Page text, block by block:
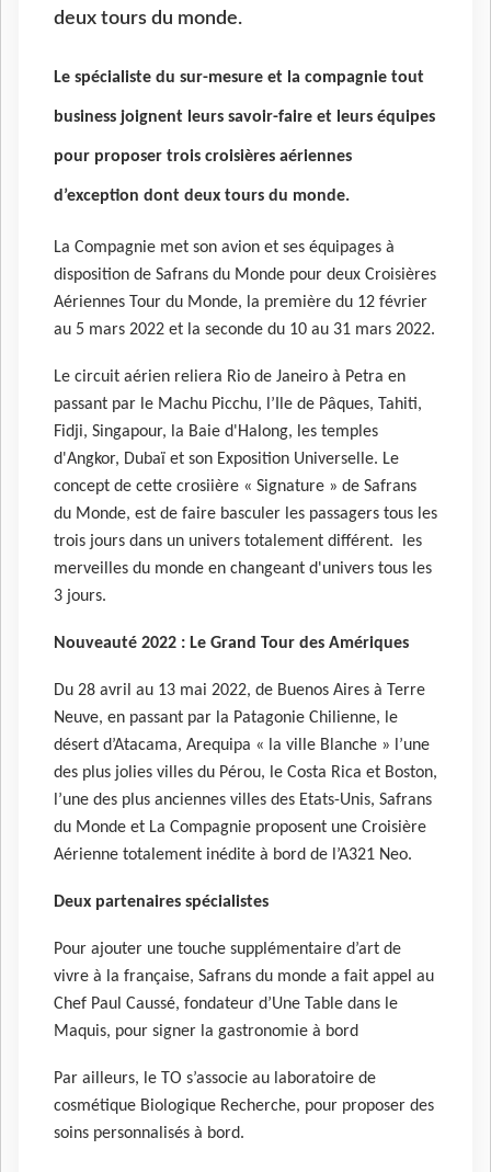
deux tours du monde.
Le spécialiste du sur-mesure et la compagnie tout
business joignent leurs savoir-faire et leurs équipes
pour proposer trois croisières aériennes
d’exception dont deux tours du monde.
La Compagnie met son avion et ses équipages à
disposition de Safrans du Monde pour deux Croisières
Aériennes Tour du Monde, la première du 12 février
au 5 mars 2022 et la seconde du 10 au 31 mars 2022.
Le circuit aérien reliera Rio de Janeiro à Petra en
passant par le Machu Picchu, l’Ile de Pâques, Tahiti,
Fidji, Singapour, la Baie d'Halong, les temples
d'Angkor, Dubaï et son Exposition Universelle. Le
concept de cette crosiière « Signature » de Safrans
du Monde, est de faire basculer les passagers tous les
trois jours dans un univers totalement différent. les
merveilles du monde en changeant d'univers tous les
3 jours.
Nouveauté 2022 : Le Grand Tour des Amériques
Du 28 avril au 13 mai 2022, de Buenos Aires à Terre
Neuve, en passant par la Patagonie Chilienne, le
désert d’Atacama, Arequipa « la ville Blanche » l’une
des plus jolies villes du Pérou, le Costa Rica et Boston,
l’une des plus anciennes villes des Etats-Unis, Safrans
du Monde et La Compagnie proposent une Croisière
Aérienne totalement inédite à bord de l’A321 Neo.
Deux partenaires spécialistes
Pour ajouter une touche supplémentaire d’art de
vivre à la française, Safrans du monde a fait appel au
Chef Paul Caussé, fondateur d’Une Table dans le
Maquis, pour signer la gastronomie à bord
Par ailleurs, le TO s’associe au laboratoire de
cosmétique Biologique Recherche, pour proposer des
soins personnalisés à bord.